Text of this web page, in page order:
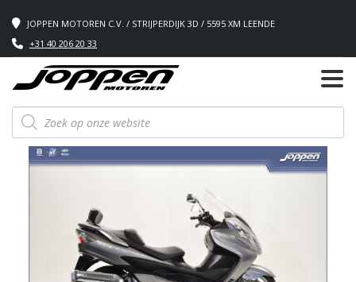
JOPPEN MOTOREN C.V. / STRIJPERDIJK 3D / 5595 XM LEENDE
+31 40 206 20 33
Producten
zoeken